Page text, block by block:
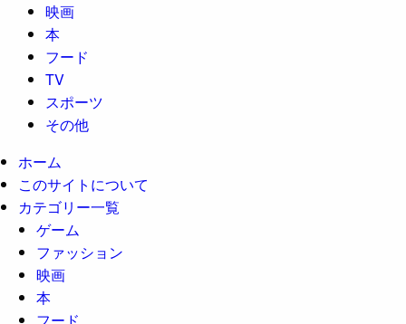
映画
本
フード
TV
スポーツ
その他
ホーム
このサイトについて
カテゴリー一覧
ゲーム
ファッション
映画
本